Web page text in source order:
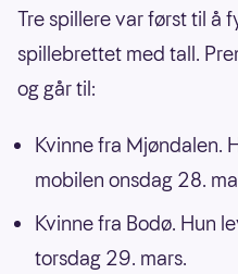
Tre spillere var først til å
spillebrettet med tall.
og går til:
Kvinne fra Mjøndalen.
mobilen onsdag 28.
Kvinne fra Bodø. Hun
torsdag 29. mars.